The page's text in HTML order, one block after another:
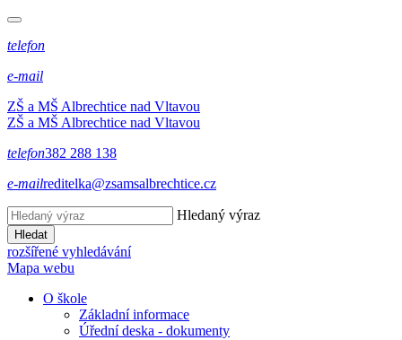
telefon
e-mail
ZŠ a MŠ Albrechtice nad Vltavou
ZŠ a MŠ Albrechtice nad Vltavou
telefon382 288 138
e-mailreditelka@zsamsalbrechtice.cz
Hledaný výraz
Hledat
rozšířené vyhledávání
Mapa webu
O škole
Základní informace
Úřední deska - dokumenty